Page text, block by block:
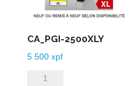
CA_PGI-2500XLY
5 500 xpf
quantité